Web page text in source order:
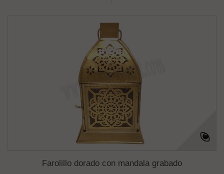
Farolillo dorado con mandala grabado